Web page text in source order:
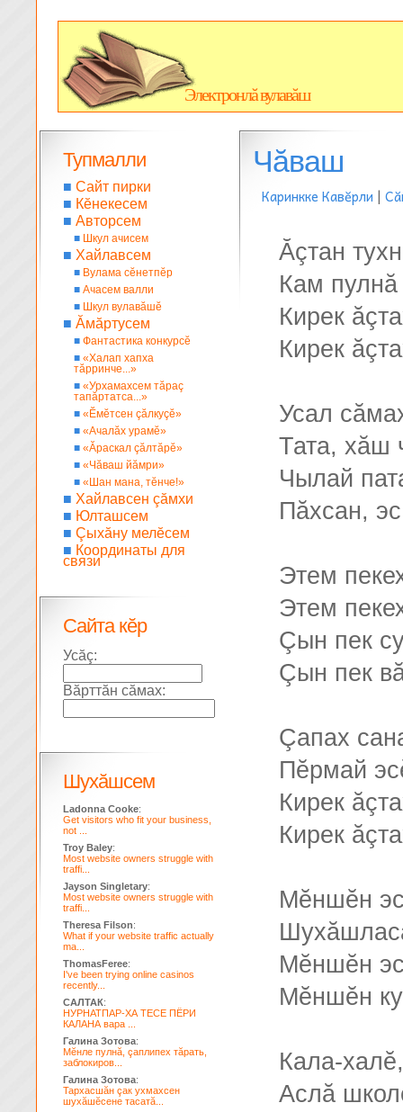
Электронлă вулавăш
Чăваш
Каринкке Кавĕрли |
Ăçтан
Кам
Кирек
Кирек
Усал
Тата, хăш
Чылай
Пăхсан,
Этем
Этем
Çын пек
Çын пек
Çапах
Пĕрмай
Кирек
Кирек
Мĕншĕн
Мĕншĕн
Мĕншĕн
Кала-
Аслă
Тупмалли
■ Сайт пирки
■ Кĕнекесем
■ Авторсем
■ Шкул ачисем
■ Хайлавсем
■ Вулама сĕнетпĕр
■ Ачасем валли
■ Шкул вулавăшĕ
■ Ăмăртусем
■ Фантастика конкурсĕ
■ «Халап хапха
тăрринче...»
■ «Урхамахсем тăраç
тапăртатса...»
■ «Ĕмĕтсен çăлкуçĕ»
■ «Ачалăх урамĕ»
■ «Ăраскал çăлтăрĕ»
■ «Чăваш йăмри»
■ «Шан мана, тĕнче!»
■ Хайлавсен çăмхи
■ Юлташсем
■ Çыхăну мелĕсем
■ Координаты для
связи
Сайта кĕр
Усăç:
Вăрттăн сăмах:
Шухăшсем
Ladonna Cooke:
Get visitors who fit your business,
not ...
Troy Baley:
Most website owners struggle with
traffi...
Jayson Singletary:
Most website owners struggle with
traffi...
Theresa Filson:
What if your website traffic actually
ma...
ThomasFeree:
I've been trying online casinos
recently...
САЛТАК:
НУРНАТПАР-ХА ТЕСЕ ПЁРИ
КАЛАНА вара ...
Галина Зотова:
Мĕнле пулнă, çаплипех тăрать,
заблокиров...
Галина Зотова:
Тархасшăн çак ухмахсен
шухăшĕсене тасатă...